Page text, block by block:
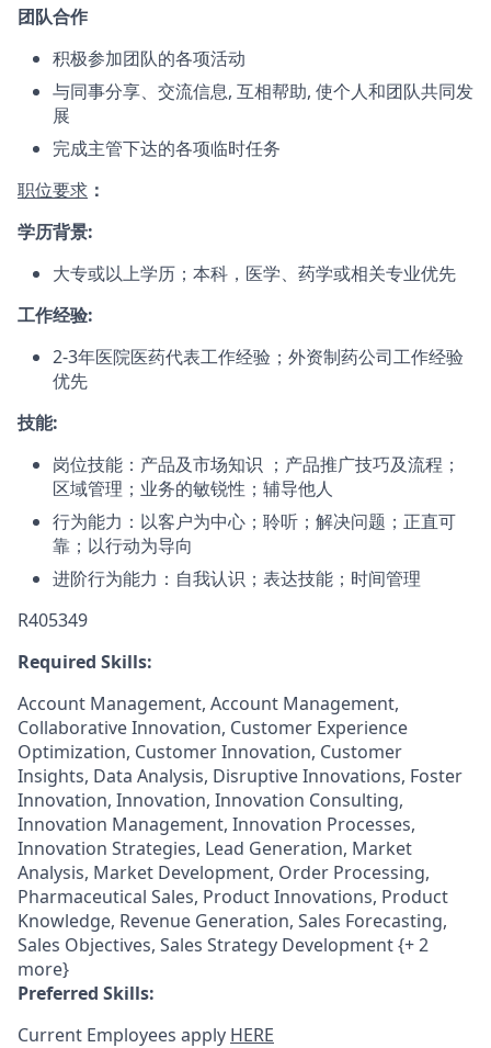
团队合作
积极参加团队的各项活动
与同事分享、交流信息, 互相帮助, 使个人和团队共同发
展
完成主管下达的各项临时任务
职位要求 ：
学历背景:
大专或以上学历；本科，医学、药学或相关专业优先
工作经验:
2-3年医院医药代表工作经验；外资制药公司工作经验
优先
技能:
岗位技能：产品及市场知识 ；产品推广技巧及流程；
区域管理；业务的敏锐性；辅导他人
行为能力：以客户为中心；聆听；解决问题；正直可
靠；以行动为导向
进阶行为能力：自我认识；表达技能；时间管理
R405349
Required Skills:
Account Management, Account Management,
Collaborative Innovation, Customer Experience
Optimization, Customer Innovation, Customer
Insights, Data Analysis, Disruptive Innovations, Foster
Innovation, Innovation, Innovation Consulting,
Innovation Management, Innovation Processes,
Innovation Strategies, Lead Generation, Market
Analysis, Market Development, Order Processing,
Pharmaceutical Sales, Product Innovations, Product
Knowledge, Revenue Generation, Sales Forecasting,
Sales Objectives, Sales Strategy Development {+ 2
more}
Preferred Skills:
Current Employees apply HERE